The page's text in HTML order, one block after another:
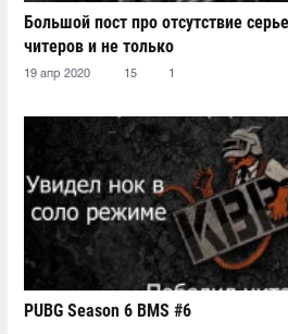
Большой пост про отсутствие
читеров и не только
19 апр 2020 15 1
PUBG Season 6 BMS #6